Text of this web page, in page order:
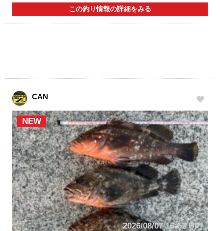
この釣り情報の詳細をみる
CAN
2026/08/07 16:52 UP!
NEW